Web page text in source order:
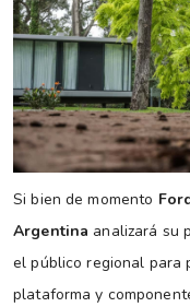
Si bien de momento
Argentina analizará su
el público regional para
plataforma y